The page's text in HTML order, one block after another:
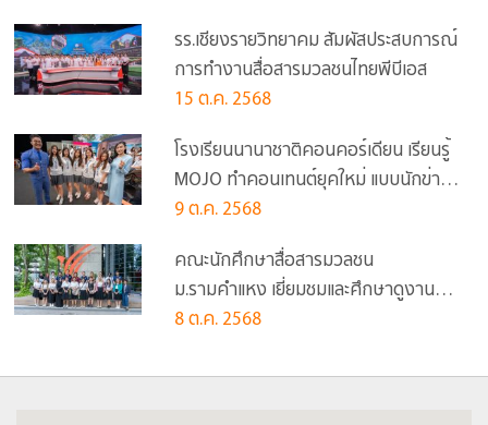
รร.เชียงรายวิทยาคม สัมผัสประสบการณ์
การทำงานสื่อสารมวลชนไทยพีบีเอส
15 ต.ค. 2568
โรงเรียนนานาชาติคอนคอร์เดียน เรียนรู้
MOJO ทำคอนเทนต์ยุคใหม่ แบบนักข่าว
ไทยพีบีเอส
9 ต.ค. 2568
คณะนักศึกษาสื่อสารมวลชน
ม.รามคำแหง เยี่ยมชมและศึกษาดูงานที่
ไทยพีบีเอส
8 ต.ค. 2568